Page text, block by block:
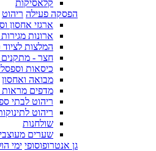
קלאסיקות
הפסקה פעילה ריהוט
ארגזי אחסון
ארונות
המלצות לציוד
חצר -
כיסאות
מבואה ואחסון
מדפים מראות
ריהוט לבתי
ריהוט
שולחנות
שערים
גן אנטרופוסופי ימי